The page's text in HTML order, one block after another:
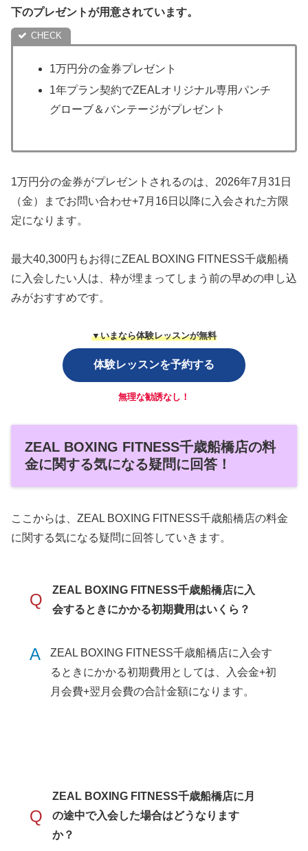
下のプレゼントが用意されています。
1万円分の金券プレゼント
1年プラン契約でZEALオリジナル専用パンチ
グローブ＆バンテージがプレゼント
1万円分の金券がプレゼントされるのは、2026年7月31日
（金）までお問い合わせ+7月16日以降に入会された方限
定になります。
最大40,300円もお得にZEAL BOXING FITNESS千歳船橋
に入会したい人は、枠が埋まってしまう前の早めの申し込
みがおすすめです。
▼いまなら体験レッスンが無料
体験レッスンを予約する
無理な勧誘なし！
ZEAL BOXING FITNESS千歳船橋店の料
金に関する気になる疑問に回答！
ここからは、ZEAL BOXING FITNESS千歳船橋店の料金
に関する気になる疑問に回答していきます。
Q
ZEAL BOXING FITNESS千歳船橋店に入
会するときにかかる初期費用はいくら？
A
ZEAL BOXING FITNESS千歳船橋店に入会す
るときにかかる初期費用としては、入会金+初
月会費+翌月会費の合計金額になります。
Q
ZEAL BOXING FITNESS千歳船橋店に月
の途中で入会した場合はどうなります
か？